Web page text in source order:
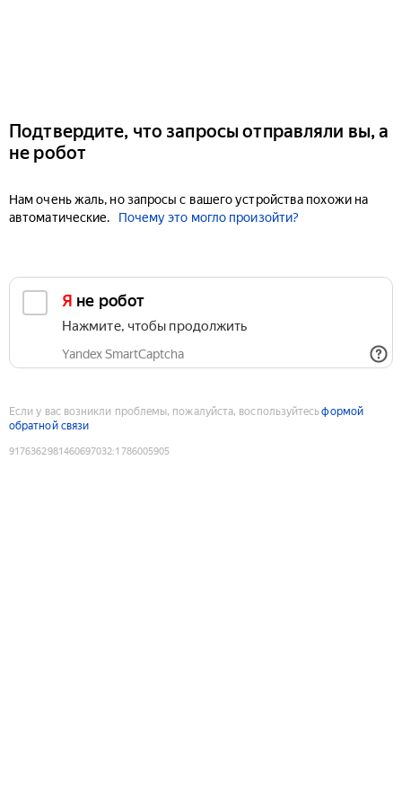
Подтвердите, что запросы отправляли вы, а
не робот
Нам очень жаль, но запросы с вашего устройства похожи на
автоматические.
Почему это могло произойти?
Я не робот
Нажмите, чтобы продолжить
Yandex SmartCaptcha
Если у вас возникли проблемы, пожалуйста, воспользуйтесьформой
обратной связи
9176362981460697032:1786005905